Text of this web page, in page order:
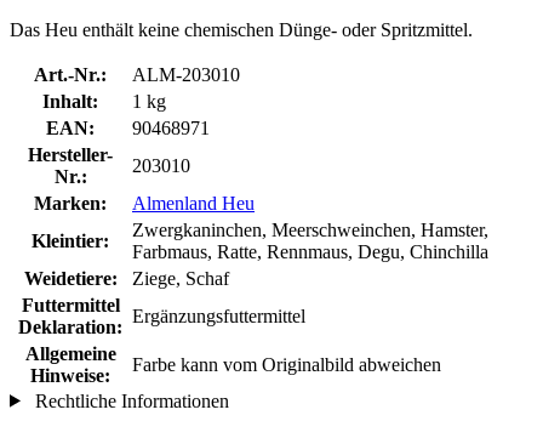
Das Heu enthält keine chemischen Dünge- oder Spritzmittel.
Art.-Nr.:
ALM-203010
Inhalt:
1 kg
EAN:
90468971
Hersteller-
Nr.:
203010
Marken:
Almenland Heu
Kleintier:
Zwergkaninchen, Meerschweinchen, Hamster,
Farbmaus, Ratte, Rennmaus, Degu, Chinchilla
Weidetiere:
Ziege, Schaf
Futtermittel
Deklaration:
Ergänzungsfuttermittel
Allgemeine
Hinweise:
Farbe kann vom Originalbild abweichen
Rechtliche Informationen